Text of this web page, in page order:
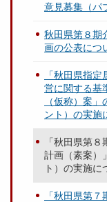
意見募集（パ
秋田県第８期
画の公表につ
「秋⽥県指
営に関する基
（仮称）案
ント）の実
「秋田県第
計画（素案）
ト）の実施
「秋田県第